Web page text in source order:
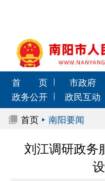
首 页 市政府
政务公开
政民互动
首页
南阳要闻
刘江调研政务